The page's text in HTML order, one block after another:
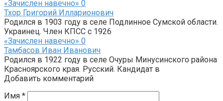
«Зачислен навечно» 0
Тхор Григорий Илларионович
Родился в 1903 году в селе Подлинное Сумской области.
Украинец. Член КПСС с 1926
«Зачислен навечно» 0
Тамбасов Иван Иванович
Родился в 1922 году в селе Очуры Минусинского района
Красноярского края. Русский. Кандидат в
Добавить комментарий
Имя *